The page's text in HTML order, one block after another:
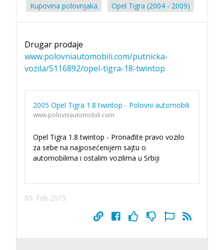
Kupovina polovnjaka Opel Tigra (2004 - 2009)
Drugar prodaje
www.polovniautomobili.com/putnicka-
vozila/5116892/opel-tigra-18-twintop
2005 Opel Tigra 1.8 twintop - Polovni automobili
www.polovniautomobili.com
Opel Tigra 1.8 twintop - Pronađite pravo vozilo
za sebe na najposećenijem sajtu o
automobilima i ostalim vozilima u Srbiji
05. Feb 2015.